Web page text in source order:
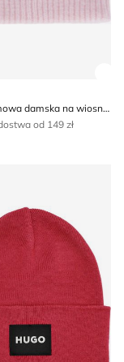
Czapka zimowa damska na wiosnę Jenny Fairy
od 149 zł
zimowa damska